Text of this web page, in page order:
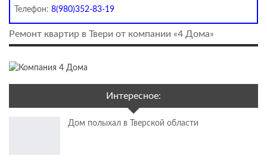
Телефон: 8(980)352-83-19
Ремонт квартир в Твери от компании «4 Дома»
Интересное:
Дом полыхал в Тверской области